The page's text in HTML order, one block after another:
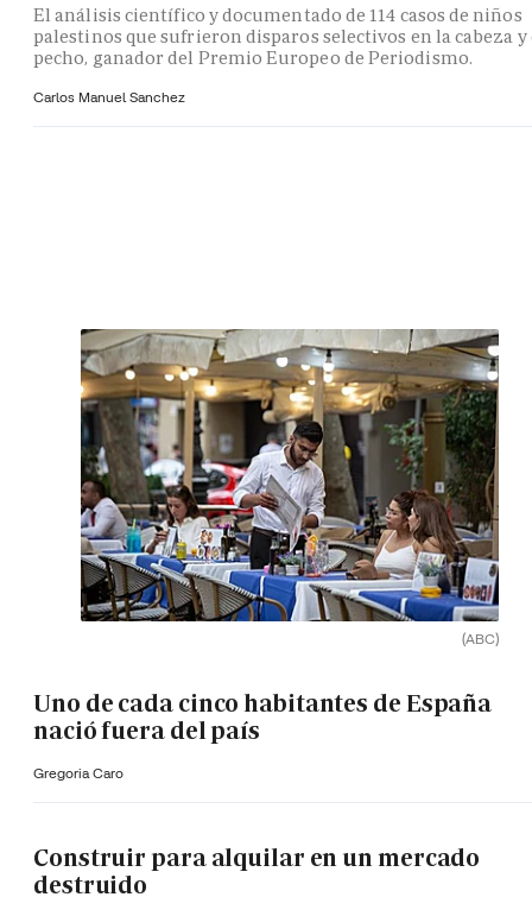
El análisis científico y documentado de 114 casos de niños
palestinos que sufrieron disparos selectivos en la cabeza y
pecho, ganador del Premio Europeo de Periodismo.
Carlos Manuel Sanchez
(ABC)
Uno de cada cinco habitantes de España
nació fuera del país
Gregoria Caro
Construir para alquilar en un mercado
destruido